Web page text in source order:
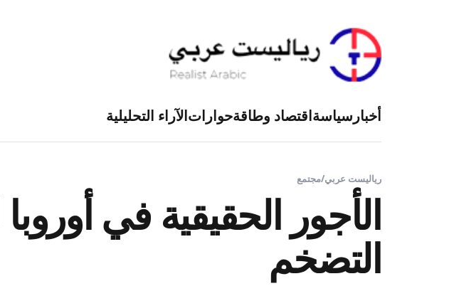
أخبار سياسةاقتصاد وطاقةحواراتالآراء التحليلية
رياليست عربي/مجتمع
الأجور الحقيقية في
التضخم